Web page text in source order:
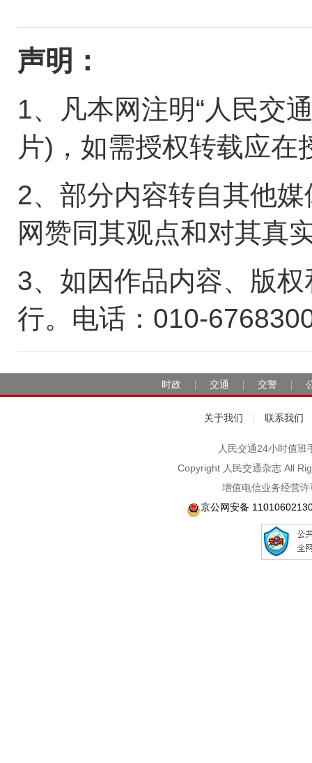
声明：
1、凡本网注明“人民交
片)，如需授权转载应
2、部分内容转自其他
网赞同其观点和对其真
3、如因作品内容、版
行。电话：010-
时政 交通 交警
关于我们 联系我们
人民交通24小时值
Copyright 人民交通杂志 All
增值电信业务经营
京公网安备